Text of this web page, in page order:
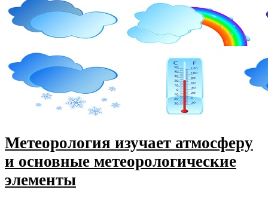
Метеорология изучает атмосферу
и основные метеорологические
элементы